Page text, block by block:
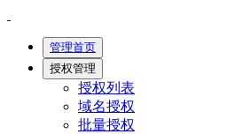
管理首页
授权管理
授权列表
域名授权
批量授权